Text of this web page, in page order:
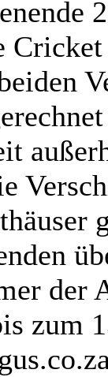
der
zum